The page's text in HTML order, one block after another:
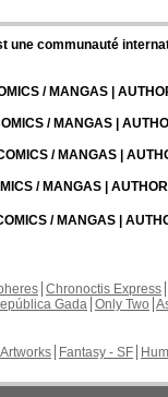
une communauté
/ MANGAS |
/ MANGAS |
/ MANGAS |
/ MANGAS |
/ MANGAS |
Chronoctis Express
Gada Only Two
Fantasy - SF